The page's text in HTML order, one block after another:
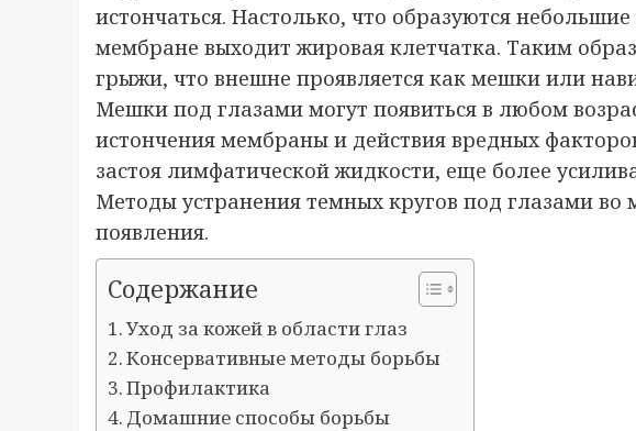
истончаться. Настолько, что образуются
мембране выходит жировая клетчатка. Таким
грыжи, что внешне проявляется как мешки или
Мешки под глазами могут появиться в любом
истончения мембраны и действия вредных
застоя лимфатической жидкости, еще более
Методы устранения темных кругов под глазами во
появления.
Содержание
Уход за кожей в области глаз
Консервативные методы борьбы
Профилактика
Домашние способы борьбы